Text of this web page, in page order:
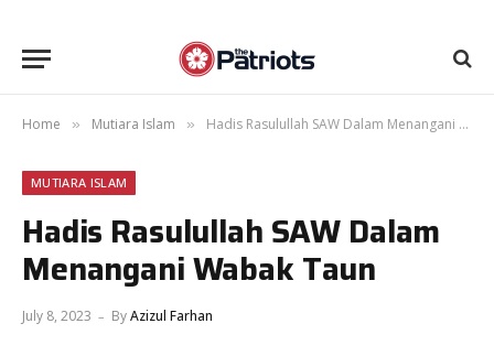
Home » Mutiara Islam » Hadis Rasulullah SAW Dalam Menangani Wabak Taun
MUTIARA ISLAM
Hadis Rasulullah SAW Dalam
Menangani Wabak Taun
July 8, 2023 ByAzizul Farhan